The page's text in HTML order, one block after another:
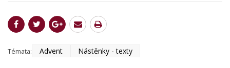
Témata: Advent Nástěnky - texty